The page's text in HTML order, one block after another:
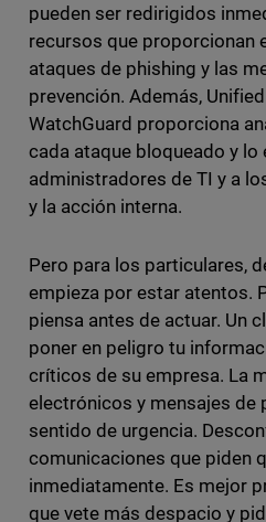
pueden ser redirigidos
recursos que proporcionan
ataques de phishing y las
prevención. Además,
WatchGuard proporciona
cada ataque bloqueado y lo
administradores de TI y a
y la acción interna.
Pero para los particulares,
empieza por estar atentos.
piensa antes de actuar. Un
poner en peligro tu
críticos de su empresa. La
electrónicos y mensajes de
sentido de urgencia.
comunicaciones que piden
inmediatamente. Es mejor
que vete más despacio y